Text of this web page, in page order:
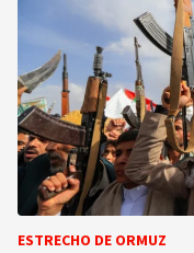
ESTRECHO DE ORMUZ